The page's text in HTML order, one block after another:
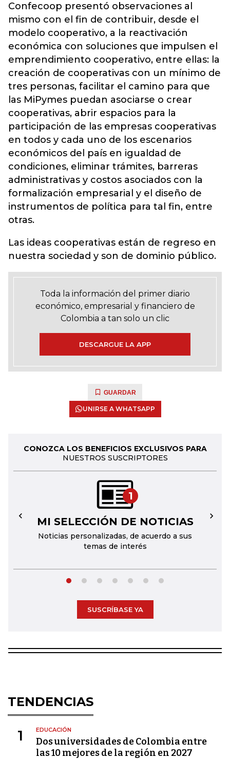
Confecoop presentó observaciones al
mismo con el fin de contribuir, desde el
modelo cooperativo, a la reactivación
económica con soluciones que impulsen el
emprendimiento cooperativo, entre ellas: la
creación de cooperativas con un mínimo de
tres personas, facilitar el camino para que
las MiPymes puedan asociarse o crear
cooperativas, abrir espacios para la
participación de las empresas cooperativas
en todos y cada uno de los escenarios
económicos del país en igualdad de
condiciones, eliminar trámites, barreras
administrativas y costos asociados con la
formalización empresarial y el diseño de
instrumentos de política para tal fin, entre
otras.
Las ideas cooperativas están de regreso en
nuestra sociedad y son de dominio público.
Toda la información del primer diario
económico, empresarial y financiero de
Colombia a tan solo un clic
DESCARGUE LA APP
GUARDAR
UNIRSE A WHATSAPP
CONOZCA LOS BENEFICIOS EXCLUSIVOS PARA
NUESTROS SUSCRIPTORES
1
MI SELECCIÓN DE NOTICIAS
Noticias personalizadas, de acuerdo a sus
temas de interés
← →
SUSCRÍBASE YA
TENDENCIAS
1 EDUCACIÓN
Dos universidades de Colombia entre
las 10 mejores de la región en 2027